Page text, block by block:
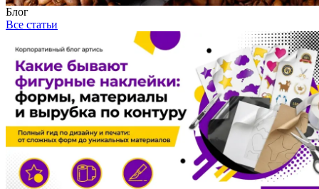
Блог
Все статьи